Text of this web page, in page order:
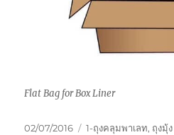
Flat Bag for Box Liner
Posted
02/07/2016 Categories
1-ถุงคลุมพาเลท, ถุงมุ้ง